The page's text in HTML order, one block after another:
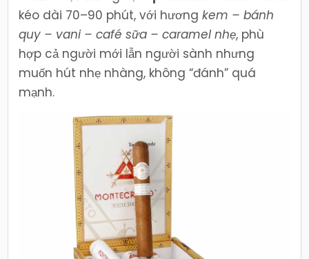
kéo dài 70–90 phút, với hươngkem – bánh
quy – vani – café sữa – caramel nhẹ, phù
hợp cả người mới lẫn người sành nhưng
muốn hút nhẹ nhàng, không “đánh” quá
mạnh.